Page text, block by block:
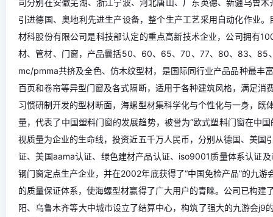
司分别在安徽芜湖、浙江宁波、河北唐山、广东英德、新疆乌鲁
引进德国、奥地利先进生产设备，整个生产工艺采用自动化作业
材科股份有限公司是科技部认定的重点高新技术企业，公司拥有
材、管材、门窗，产品曩括50、60、65、70、77、80、83、85
mc/pmma共挤及全色、仿木纹型材，是国际同行业产品品种最丰
百页和卷帘等异型门窗及各式隔断，适用于各种建筑风格，满足
习惯研制开发的型材断面，海螺型材集科学化与个性化与一身，
量，代表了中国塑料门窗的发展趋势，被誉为“欧式塑料门窗在中
视质量为企业的生命线，投资近五千万人民币，分别从德国、美
证、美国aama认证、绿色建材产品认证、iso9001质量体系认证
钢门窗定点生产企业，并在2002年底获得了“中国免检产品”的九
的质量保证体系，使海螺型材赢得了广大用户的青睐。公司已构
阳、乌鲁木齐等大中城市设立了结算中心，构筑了强大的九游会